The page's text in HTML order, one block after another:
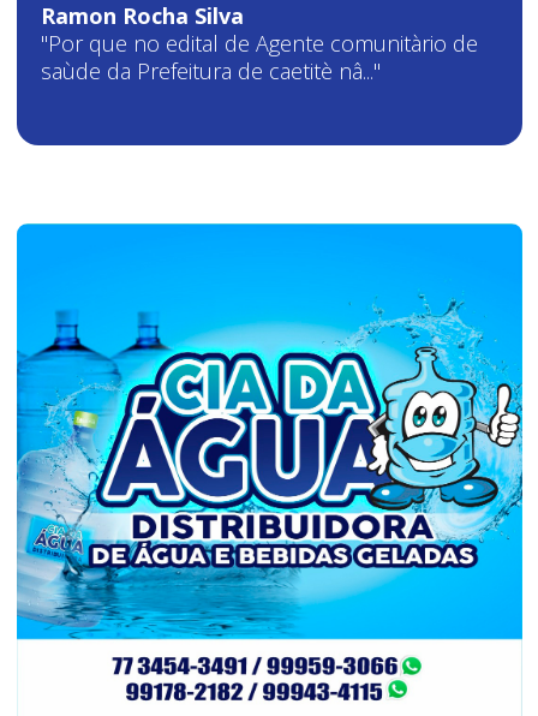
Ramon Rocha Silva
"Por que no edital de Agente comunitàrio de
saùde da Prefeitura de caetitè nâ..."